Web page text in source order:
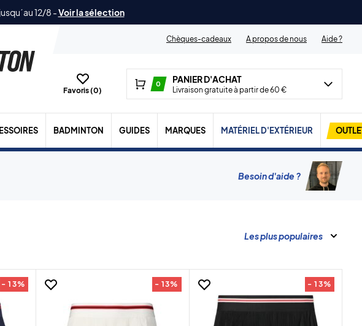
12/8 -Voir la sélection
Chèques-cadeaux
A propos de nous Aide ?
Favoris (0)
0 PANIER D'ACHAT
Livraison gratuite à partir de 60 €
BADMINTON GUIDES MARQUES MATÉRIEL D'EXTÉRIEUR
Besoin d'aide ?
Les plus populaires
- 13% - 13% - 13%